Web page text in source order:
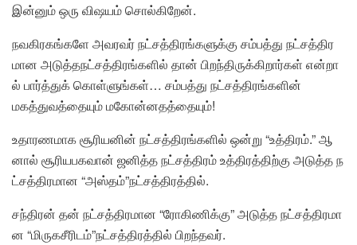
இன்னும் ஒரு விஷயம் சொல்கிறேன்.
நவகிரகங்களே அவரவர் நட்சத்திரங்களுக்கு சம்பத்து நட்சத்திர
மான அடுத்தநட்சத்திரங்களில் தான் பிறந்திருக்கிறார்கள் என்றா
ல் பார்த்துக் கொள்ளுங்கள்… சம்பத்து நட்சத்திரங்களின்
மகத்துவத்தையும் மகோன்னதத்தையும்!
உதாரணமாக சூரியனின் நட்சத்திரங்களில் ஒன்று “உத்திரம்.” ஆ
னால் சூரியபகவான் ஜனித்த நட்சத்திரம் உத்திரத்திற்கு அடுத்த ந
ட்சத்திரமான “அஸ்தம்”நட்சத்திரத்தில்.
சந்திரன் தன் நட்சத்திரமான “ரோகிணிக்கு” அடுத்த நட்சத்திரமா
ன “மிருகசீரிடம்”நட்சத்திரத்தில் பிறந்தவர்.